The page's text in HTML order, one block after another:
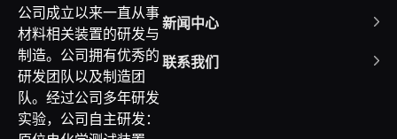
公司成立以来一直从事
材料相关装置的研发与
制造。公司拥有优秀的
研发团队以及制造团
队。经过公司多年研发
实验，公司自主研发：
新闻中心
联系我们